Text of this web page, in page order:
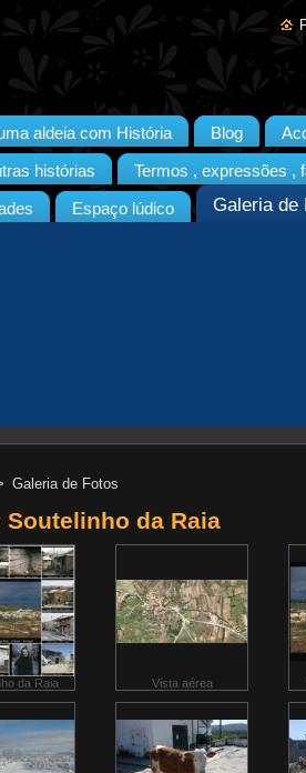
aldeia com História Blog
histórias Termos , expressões ,
Espaço lúdico Galeria de
Galeria de Fotos
Soutelinho da Raia
da Raia Vista aérea